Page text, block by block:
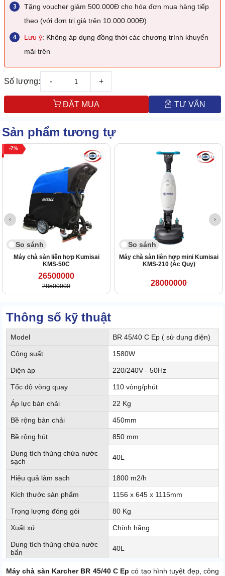
Tặng voucher giảm 500.000Đ cho hóa đơn mua hàng tiếp
theo (với đơn trị giá trên 10.000.000Đ)
Lưu ý: Không áp dụng đồng thời các chương trình khuyến
mãi trên
Số lượng: - +
ĐẶT MUA TƯ VẤN
Sản phẩm tương tự
7
So sánh
Máy chà sàn liên hợp Kumisai
KMS-50C
26500000
28500000
So sánh
Máy chà sàn liên hợp mini Kumisai
KMS-210 (Ắc Quy)
28000000
Thông số kỹ thuật
Model BR 45/40 C Ep ( sử dụng điện)
Công suất 1580W
Điện áp 220/240V - 50Hz
Tốc độ vòng quay 110 vòng/phút
Áp lực bàn chải 22 Kg
Bề rộng bàn chải 450mm
Bề rộng hút 850 mm
Dung tích thùng chứa nước
sạch
40L
Hiệu quả làm sạch 1800 m2/h
Kích thước sản phẩm 1156 x 645 x 1115mm
Trọng lượng đóng gói 80 Kg
Xuất xứ Chính hãng
Dung tích thùng chứa nước
bẩn
40L
Máy chà sàn Karcher BR 45/40 C Ep có tạo hình tuyệt đẹp, công